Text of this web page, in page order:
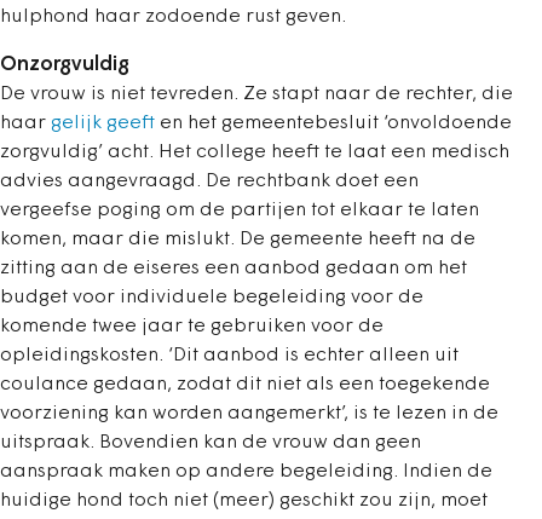
hulphond haar zodoende rust geven.
Onzorgvuldig
De vrouw is niet tevreden. Ze stapt naar de rechter, die
haar gelijk geeft en het gemeentebesluit ‘onvoldoende
zorgvuldig’ acht. Het college heeft te laat een medisch
advies aangevraagd. De rechtbank doet een
vergeefse poging om de partijen tot elkaar te laten
komen, maar die mislukt. De gemeente heeft na de
zitting aan de eiseres een aanbod gedaan om het
budget voor individuele begeleiding voor de
komende twee jaar te gebruiken voor de
opleidingskosten. ‘Dit aanbod is echter alleen uit
coulance gedaan, zodat dit niet als een toegekende
voorziening kan worden aangemerkt’, is te lezen in de
uitspraak. Bovendien kan de vrouw dan geen
aanspraak maken op andere begeleiding. Indien de
huidige hond toch niet (meer) geschikt zou zijn, moet